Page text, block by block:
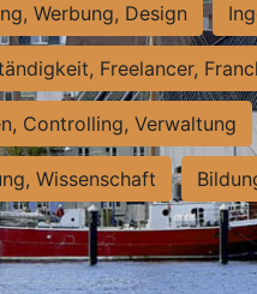
Werbung, Design
Freelancer,
Controlling, Verwaltung
Wissenschaft